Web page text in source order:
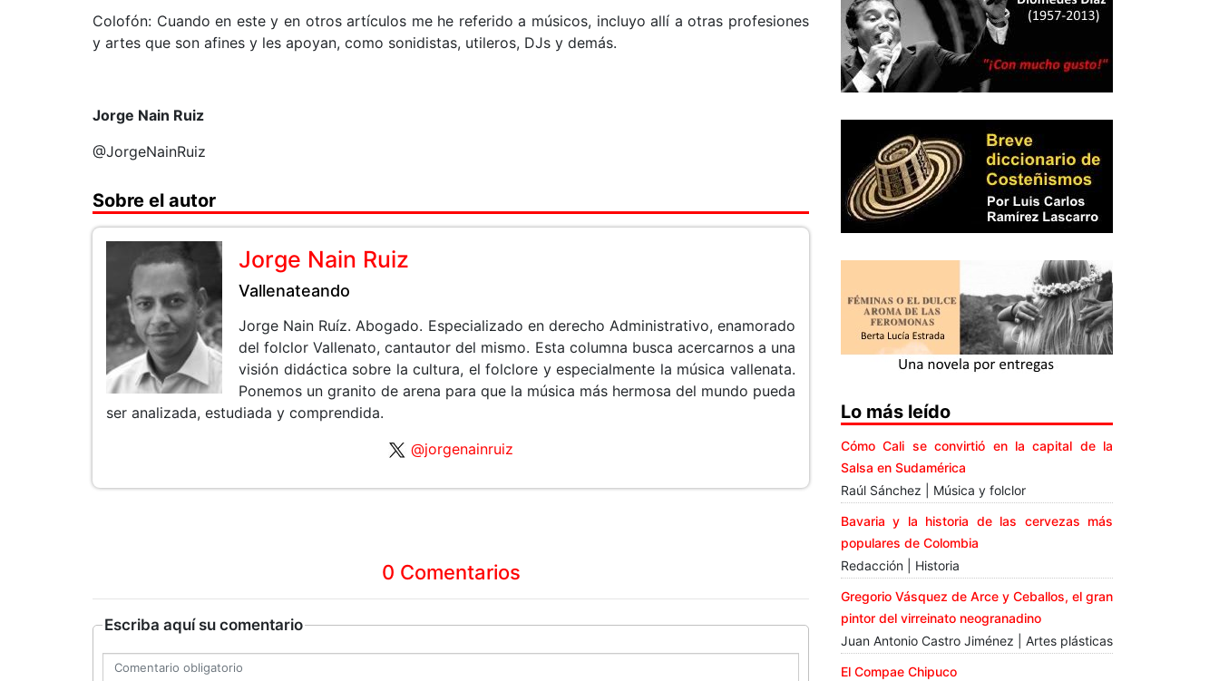
Colofón: Cuando en este y en otros artículos me he referido a músicos, incluyo allí a otras profesiones
y artes que son afines y les apoyan, como sonidistas, utileros, DJs y demás.
Jorge Nain Ruiz
@JorgeNainRuiz
Sobre el autor
Jorge Nain Ruiz
Vallenateando
Jorge Nain Ruíz. Abogado. Especializado en derecho Administrativo, enamorado
del folclor Vallenato, cantautor del mismo. Esta columna busca acercarnos a una
visión didáctica sobre la cultura, el folclore y especialmente la música vallenata.
Ponemos un granito de arena para que la música más hermosa del mundo pueda
ser analizada, estudiada y comprendida.
@jorgenainruiz
0 Comentarios
Escriba aquí su comentario
Lo más leído
Cómo Cali se convirtió en la capital de la
Salsa en Sudamérica
Raúl Sánchez | Música y folclor
Bavaria y la historia de las cervezas más
populares de Colombia
Redacción | Historia
Gregorio Vásquez de Arce y Ceballos, el gran
pintor del virreinato neogranadino
Juan Antonio Castro Jiménez | Artes plásticas
El Compae Chipuco